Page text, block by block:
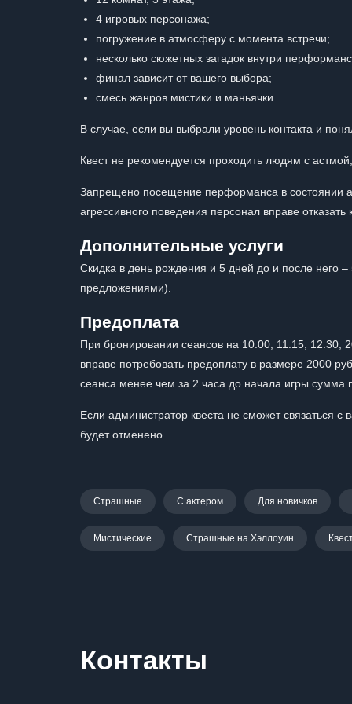
4 игровых персонажа;
погружение в атмосферу с момента встречи;
несколько сюжетных загадок внутри
финал зависит от вашего выбора;
смесь жанров мистики и маньячки.
В случае, если вы выбрали уровень контакта и
Квест не рекомендуется проходить людям с
Запрещено посещение перформанса в состоянии
агрессивного поведения персонал вправе
Дополнительные услуги
Скидка в день рождения и 5 дней до и после него
предложениями).
Предоплата
При бронировании сеансов на 10:00, 11:15, 12:30,
вправе потребовать предоплату в размере 2000
сеанса менее чем за 2 часа до начала игры сумма
Если администратор квеста не сможет связаться
будет отменено.
Страшные С актером Для новичков
Мистические Страшные на Хэллоуин
Контакты